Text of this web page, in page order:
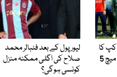
اے سی سی ویمن ٹی 20 کپ کا
شیڈول جاری، پاک بھارت میچ 5
لیور پول کے بعد فٹبالر محمد
صلاح کی اگلی ممکنہ منزل
کونسی ہوگی؟